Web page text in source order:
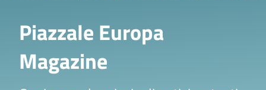
Piazzale Europa
Magazine